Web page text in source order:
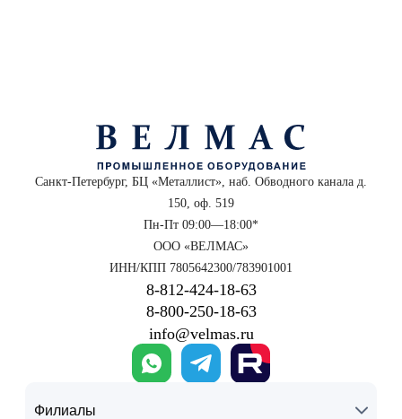
Санкт-Петербург, БЦ «Металлист», наб. Обводного канала д.
150, оф. 519
Пн-Пт 09:00—18:00*
ООО «ВЕЛМАС»
ИНН/КПП 7805642300/783901001
8‑812‑424‑18‑63
8‑800‑250‑18‑63
info@velmas.ru
Филиалы